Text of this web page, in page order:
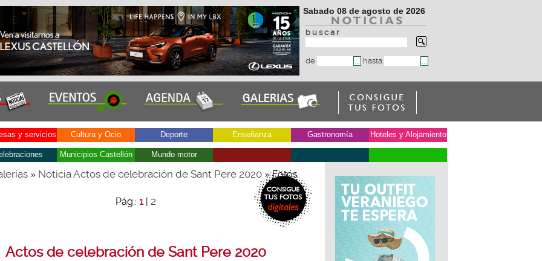
Sabado 08 de agosto de 2026
b u s c a r
de hasta
y servicios Cultura y Ocio Deporte Enseñanza Gastronomía Hoteles y Alojamiento
Municipios Castellón Mundo motor
» Noticia Actos de celebración de Sant Pere 2020» Fotos
Pág.: 1| 2
Actos de celebración de Sant Pere 2020